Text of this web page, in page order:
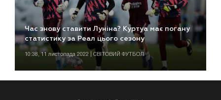
Час знову ставити Луніна? Куртуа має погану
статистику за Реал цього сезону
10:38, 11 листопада 2022 | СВІТОВИЙ ФУТБОЛ